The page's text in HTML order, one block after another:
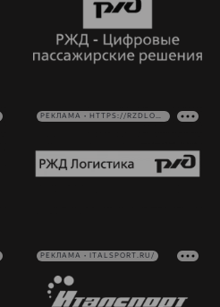
РЕКЛАМА • HTTPS://RZDLOG.RU/
РЕКЛАМА • ITALSPORT.RU/